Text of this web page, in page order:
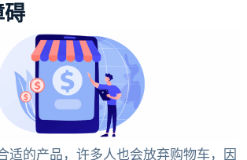
碍
适的产品，许多人也会放弃购物车，因